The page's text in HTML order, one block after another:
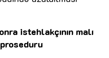
istehlakçının malı